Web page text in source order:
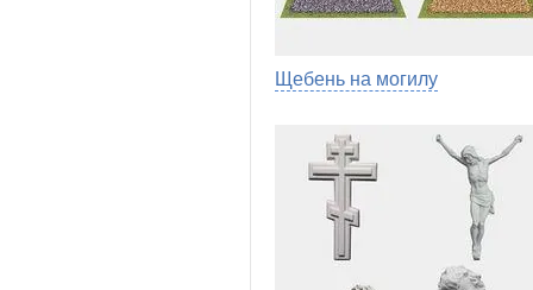
Щебень на могилу